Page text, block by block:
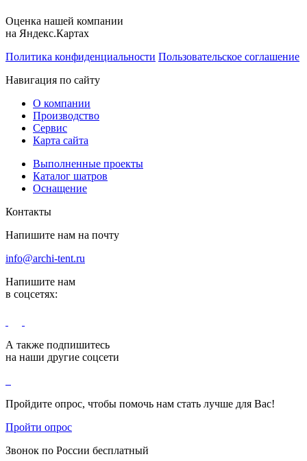
Оценка нашей компании
на Яндекс.Картах
Политика конфиденциальности Пользовательское соглашение
Навигация по сайту
О компании
Производство
Сервис
Карта сайта
Выполненные проекты
Каталог шатров
Оснащение
Контакты
Напишите нам на почту
info@archi-tent.ru
Напишите нам
в соцсетях:
А также подпишитесь
на наши другие соцсети
Пройдите опрос, чтобы помочь нам стать лучше для Вас!
Пройти опрос
Звонок по России бесплатный